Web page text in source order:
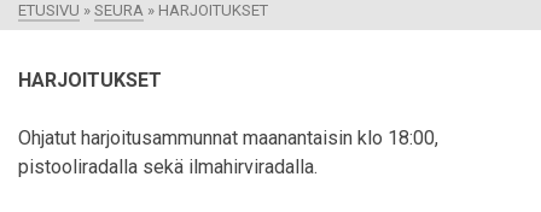
ETUSIVU » SEURA » HARJOITUKSET
HARJOITUKSET
Ohjatut harjoitusammunnat maanantaisin klo 18:00,
pistooliradalla sekä ilmahirviradalla.